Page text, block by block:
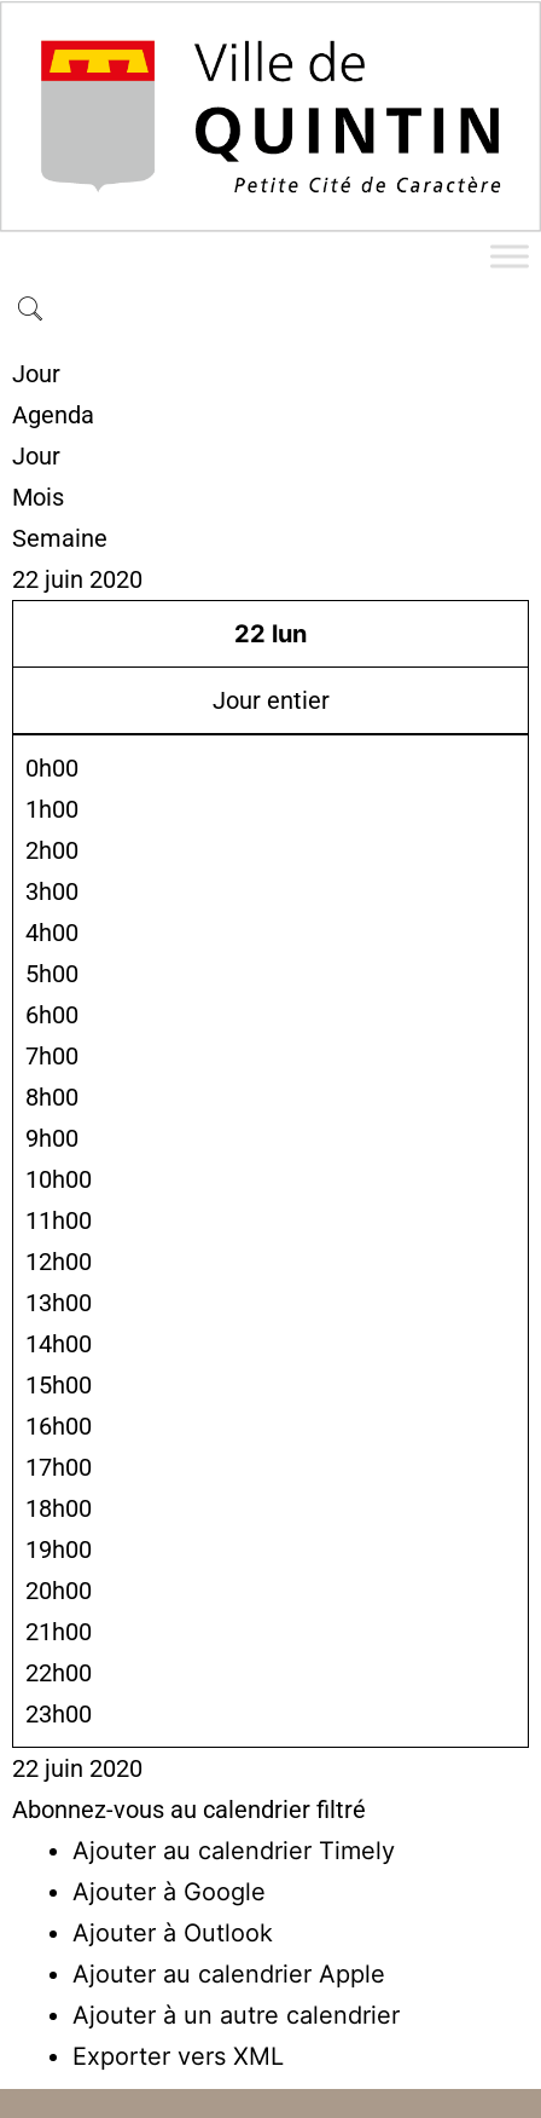
Jour
Agenda
Jour
Mois
Semaine
22 juin 2020
22 lun
Jour entier
0h00
1h00
2h00
3h00
4h00
5h00
6h00
7h00
8h00
9h00
10h00
11h00
12h00
13h00
14h00
15h00
16h00
17h00
18h00
19h00
20h00
21h00
22h00
23h00
22 juin 2020
Abonnez-vous au calendrier filtré
Ajouter au calendrier Timely
Ajouter à Google
Ajouter à Outlook
Ajouter au calendrier Apple
Ajouter à un autre calendrier
Exporter vers XML